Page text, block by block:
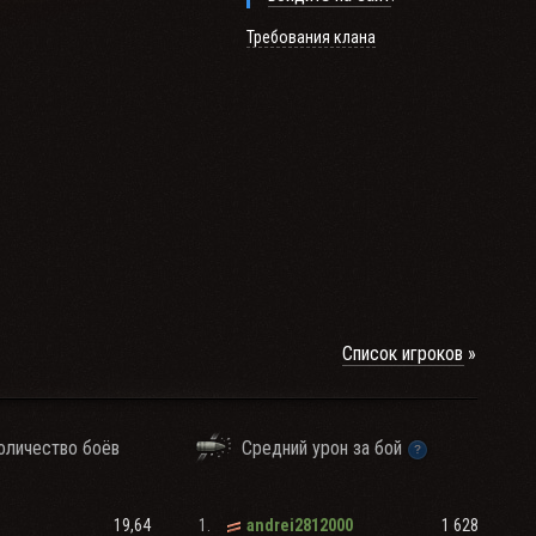
резервов для
Требования клана
Список игроков
боёв
Средний урон за бой
19,64 1. andrei2812000 1 628